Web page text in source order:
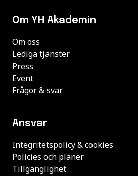
Om YH Akademin
Om oss
Lediga tjänster
Press
Event
Frågor & svar
Ansvar
Integritetspolicy & cookies
Policies och planer
Tillgänglighet